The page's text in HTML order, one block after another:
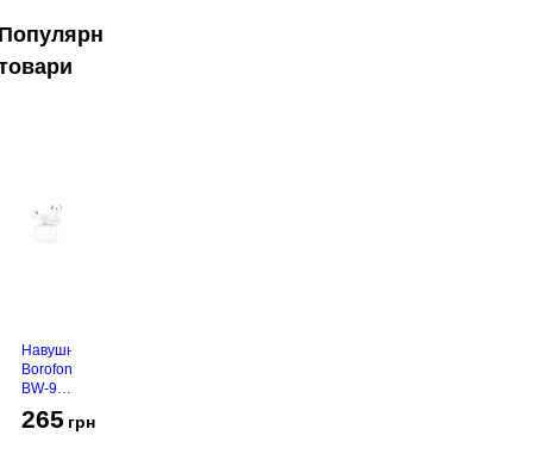
Навушники
Borofone
BW-94
White
265 грн